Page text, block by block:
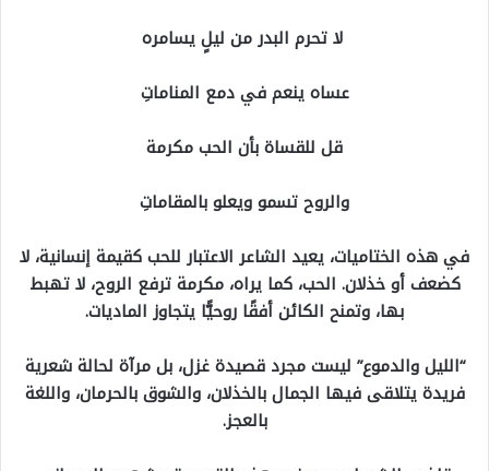
لا تحرم البدر من ليلٍ يسامره
عساه ينعم في دمع المناماتِ
قل للقساة بأن الحب مكرمة
والروح تسمو ويعلو بالمقاماتِ
في هذه الختاميات، يعيد الشاعر الاعتبار للحب كقيمة إنسانية، لا
كضعف أو خذلان. الحب، كما يراه، مكرمة ترفع الروح، لا تهبط
بها، وتمنح الكائن أفقًا روحيًّا يتجاوز الماديات.
“الليل والدموع” ليست مجرد قصيدة غزل، بل مرآة لحالة شعرية
فريدة يتلاقى فيها الجمال بالخذلان، والشوق بالحرمان، واللغة
بالعجز.